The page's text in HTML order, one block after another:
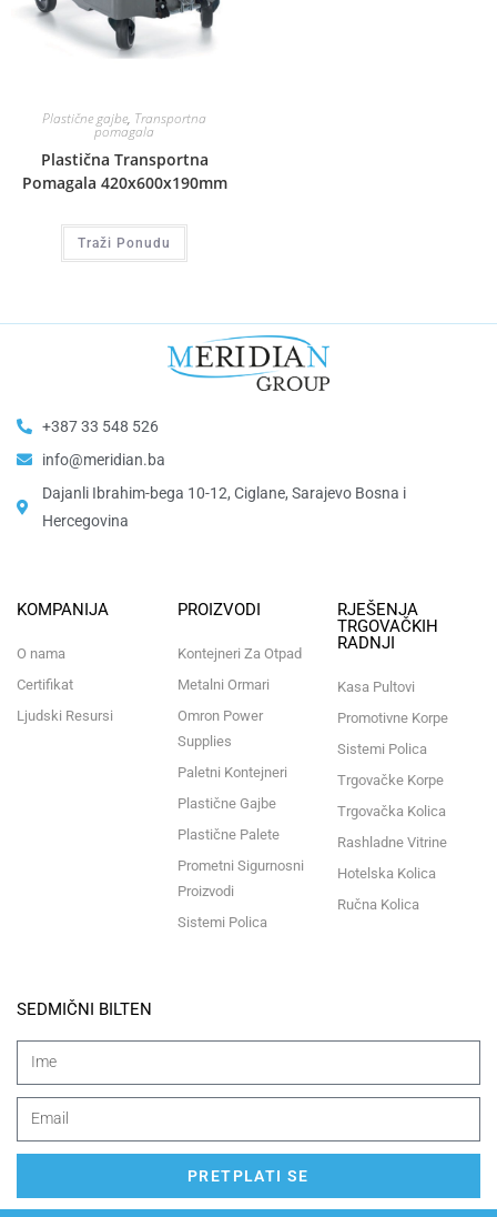
Plastične gajbe, Transportna
pomagala
Plastična Transportna
Pomagala 420x600x190mm
Traži Ponudu
+387 33 548 526
info@meridian.ba
Dajanli Ibrahim-bega 10-12, Ciglane, Sarajevo Bosna i
Hercegovina​
KOMPANIJA
O nama
Certifikat
Ljudski Resursi
PROIZVODI
Kontejneri Za Otpad
Metalni Ormari
Omron Power
Supplies
Paletni Kontejneri
Plastične Gajbe
Plastične Palete
Prometni Sigurnosni
Proizvodi
Sistemi Polica
RJEŠENJA
TRGOVAČKIH
RADNJI
Kasa Pultovi
Promotivne Korpe
Sistemi Polica
Trgovačke Korpe
Trgovačka Kolica
Rashladne Vitrine
Hotelska Kolica
Ručna Kolica
SEDMIČNI BILTEN
PRETPLATI SE